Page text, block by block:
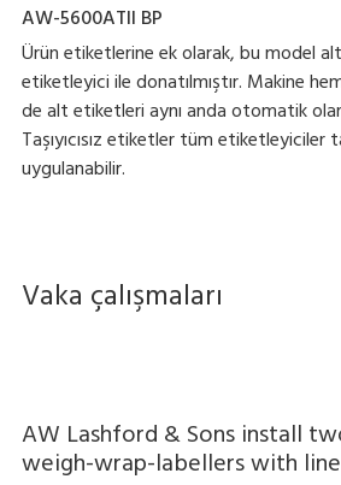
AW-5600ATII BP
Ürün etiketlerine ek olarak, bu model
etiketleyici ile donatılmıştır. Makine
de alt etiketleri aynı anda otomatik
Taşıyıcısız etiketler tüm etiketleyiciler
uygulanabilir.
Vaka çalışmaları
AW Lashford & Sons install
weigh-wrap-labellers with